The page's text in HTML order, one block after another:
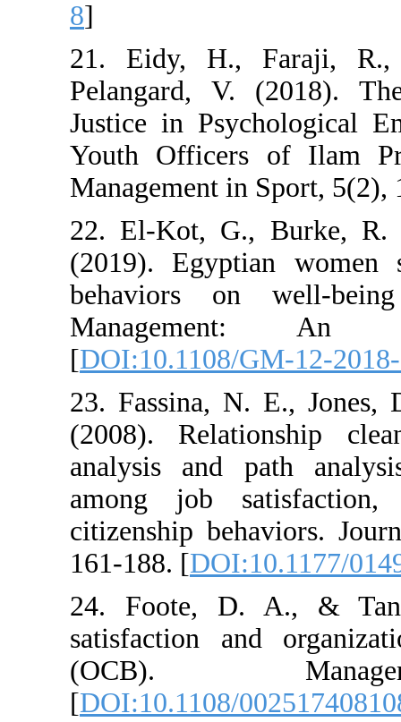
21. Eidy, H.,
Pelangard, V.
Justice in
Youth
Management in
22. El-Kot,
(2019).
behaviors
[DOI:10.1108/
23. Fassina,
(2008).
analysis and
among job
citizenship
161-188. [
24. Foote,
satisfaction
(OCB).
[DOI:10.1108/